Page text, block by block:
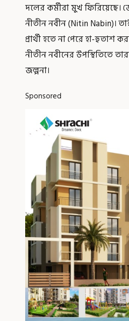
দলের কর্মীরা মুখ
নীতীন নবীন (Nitin Nabin)।
প্রার্থী হতে না পেরে হা-
নীতীন নবীনের উপস্থিতিতে
জল্পনা।
Sponsored